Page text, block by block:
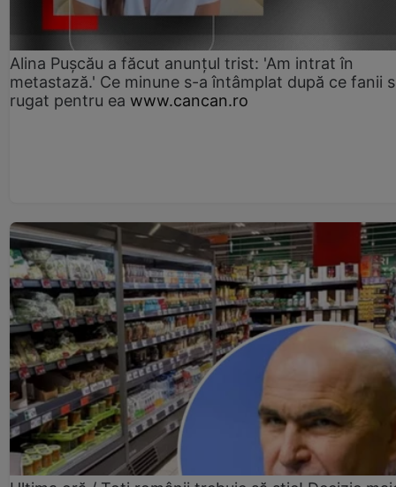
Alina Pușcău a făcut anunțul trist: 'Am intrat în
metastază.' Ce minune s-a întâmplat după ce fanii
rugat pentru ea www.cancan.ro